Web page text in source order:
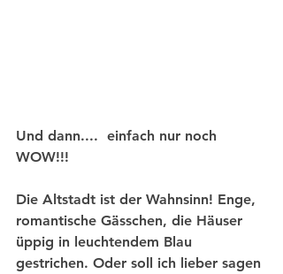
Und dann....  einfach nur noch
WOW!!!
Die Altstadt ist der Wahnsinn! Enge,
romantische Gässchen, die Häuser
üppig in leuchtendem Blau
gestrichen. Oder soll ich lieber sagen